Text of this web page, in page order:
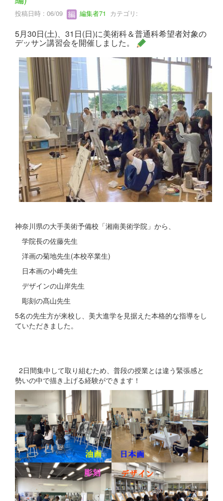
投稿日時 : 06/09 編集者71 カテゴリ:
5月30日(土)、31日(日)に美術科＆普通科希望者対象の
デッサン講習会を開催しました。
神奈川県の大手美術予備校「湘南美術学院」から、
学院長の佐藤先生
洋画の菊地先生(本校卒業生)
日本画の小﨑先生
デザインの山岸先生
彫刻の髙山先生
5名の先生方が来校し、美大進学を見据えた本格的な指導をし
ていただきました。
2日間集中して取り組むため、普段の授業とは違う緊張感と
勢いの中で描き上げる経験ができます！